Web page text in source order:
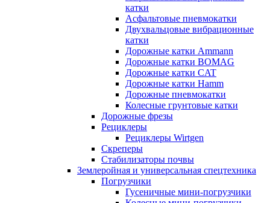
катки
Асфальтовые пневмокатки
Двухвальцовые вибрационные
катки
Дорожные катки Ammann
Дорожные катки BOMAG
Дорожные катки CAT
Дорожные катки Hamm
Дорожные пневмокатки
Колесные грунтовые катки
Дорожные фрезы
Рециклеры
Рециклеры Wirtgen
Скреперы
Стабилизаторы почвы
Землеройная и универсальная спецтехника
Погрузчики
Гусеничные мини-погрузчики